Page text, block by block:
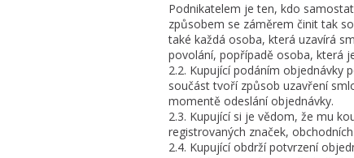
Podnikatelem je ten, kdo
způsobem se záměrem činit tak
také každá osoba, která uzavírá
povolání, popřípadě osoba, která
2.2. Kupující podáním objednávky
součást tvoří způsob uzavření
momentě odeslání objednávky.
2.3. Kupující si je vědom, že mu
registrovaných značek,
2.4. Kupující obdrží potvrzení